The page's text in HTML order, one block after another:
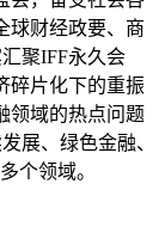
球财经政要、商
聚IFF永久会
碎片化下的重振
领域的热点问题
展、绿色金融、
个领域。